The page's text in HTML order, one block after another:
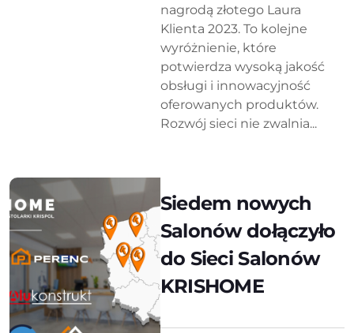
nagrodą złotego Laura
Klienta 2023. To kolejne
wyróżnienie, które
potwierdza wysoką jakość
obsługi i innowacyjność
oferowanych produktów.
Rozwój sieci nie zwalnia...
Siedem nowych
Salonów dołączyło
do Sieci Salonów
KRISHOME